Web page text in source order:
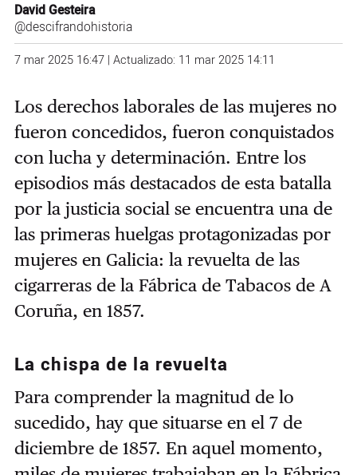
David Gesteira
@descifrandohistoria
7 mar 2025 16:47 | Actualizado: 11 mar 2025 14:11
Los derechos laborales de las mujeres no
fueron concedidos, fueron conquistados
con lucha y determinación. Entre los
episodios más destacados de esta batalla
por la justicia social se encuentra una de
las primeras huelgas protagonizadas por
mujeres en Galicia: la revuelta de las
cigarreras de la Fábrica de Tabacos de A
Coruña, en 1857.
La chispa de la revuelta
Para comprender la magnitud de lo
sucedido, hay que situarse en el 7 de
diciembre de 1857. En aquel momento,